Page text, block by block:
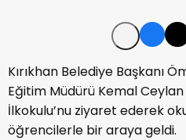
Kırıkhan Belediye Başkanı
Eğitim Müdürü Kemal Ceylan
İlkokulu’nu ziyaret ederek
öğrencilerle bir araya geldi.